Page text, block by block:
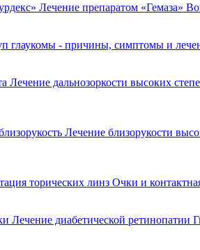
Лечение препаратом «Гемаза»
глаукомы - причины, симптомы и
Лечение дальнозоркости высоких
Лечение близорукости
торических линз Очки и
Лечение диабетической ретинопатии